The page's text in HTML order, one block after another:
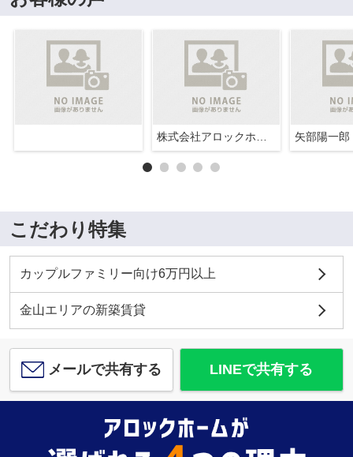
株式会社アロックホーム 矢部陽一郎
こだわり特集
カップルファミリー向け6万円以上
金山エリアの新築賃貸
メールで共有する LINEで共有する